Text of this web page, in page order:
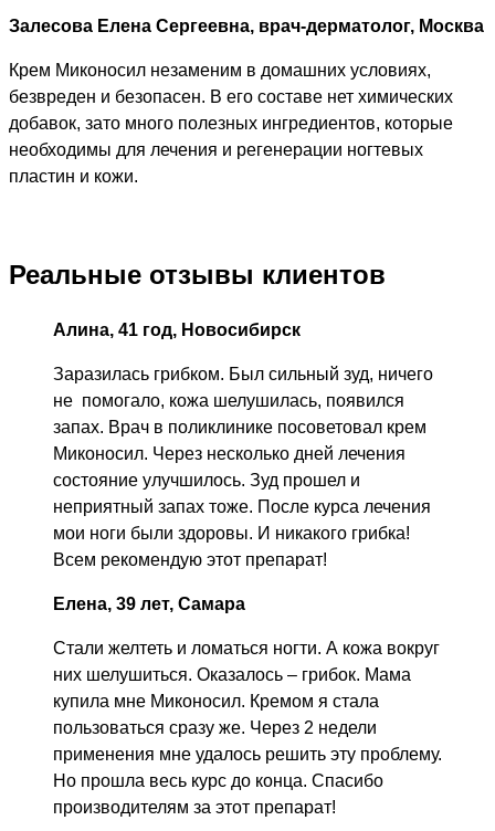
Залесова Елена Сергеевна, врач-дерматолог, Москва
Крем Миконосил незаменим в домашних условиях,
безвреден и безопасен. В его составе нет химических
добавок, зато много полезных ингредиентов, которые
необходимы для лечения и регенерации ногтевых
пластин и кожи.
Реальные отзывы клиентов
Алина, 41 год, Новосибирск
Заразилась грибком. Был сильный зуд, ничего
не помогало, кожа шелушилась, появился
запах. Врач в поликлинике посоветовал крем
Миконосил. Через несколько дней лечения
состояние улучшилось. Зуд прошел и
неприятный запах тоже. После курса лечения
мои ноги были здоровы. И никакого грибка!
Всем рекомендую этот препарат!
Елена, 39 лет, Самара
Стали желтеть и ломаться ногти. А кожа вокруг
них шелушиться. Оказалось – грибок. Мама
купила мне Миконосил. Кремом я стала
пользоваться сразу же. Через 2 недели
применения мне удалось решить эту проблему.
Но прошла весь курс до конца. Спасибо
производителям за этот препарат!